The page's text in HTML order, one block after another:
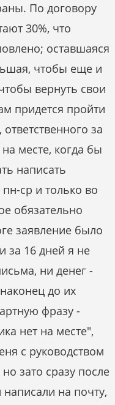
По договору
30%, что
оставшаяся
чтобы еще и
вернуть свои
придется пройти
за
месте, когда бы
написать
ср и только во
обязательно
заявление было
за 16 дней я не
ни денег -
до их
фразу -
нет на месте",
с руководством
зато сразу после
на почту,